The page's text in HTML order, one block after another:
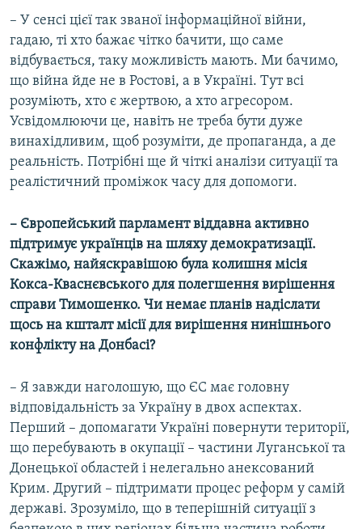
– У сенсі цієї так званої інформаційної війни,
гадаю, ті хто бажає чітко бачити, що саме
відбувається, таку можливість мають. Ми бачимо,
що війна йде не в Ростові, а в Україні. Тут всі
розуміють, хто є жертвою, а хто агресором.
Усвідомлюючи це, навіть не треба бути дуже
винахідливим, щоб розуміти, де пропаганда, а де
реальність. Потрібні ще й чіткі аналізи ситуації та
реалістичний проміжок часу для допомоги.
– Європейський парламент віддавна активно
підтримує українців на шляху демократизації.
Скажімо, найяскравішою була колишня місія
Кокса-Кваснєвського для полегшення вирішення
справи Тимошенко. Чи немає планів надіслати
щось на кшталт місії для вирішення нинішнього
конфлікту на Донбасі?
– Я завжди наголошую, що ЄС має головну
відповідальність за Україну в двох аспектах.
Перший – допомагати Україні повернути території,
що перебувають в окупації – частини Луганської та
Донецької областей і нелегально анексований
Крим. Другий – підтримати процес реформ у самій
державі. Зрозуміло, що в теперішній ситуації з